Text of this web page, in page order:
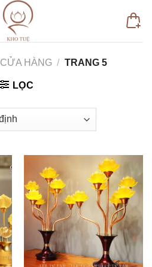
CỬA HÀNG / TRANG 5
LỌC